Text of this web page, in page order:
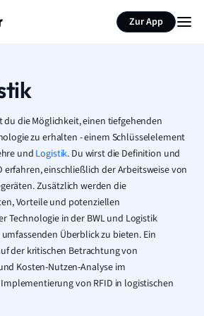
Zur App
die Möglichkeit, einen tiefgehenden
zu erhalten - einem Schlüsselelement
und Logistik. Du wirst die Definition und
erfahren, einschließlich der Arbeitsweise von
Zusätzlich werden die
Vorteile und potenziellen
Technologie in der BWL und Logistik
Überblick zu bieten. Ein
der kritischen Betrachtung von
Kosten-Nutzen-Analyse im
von RFID in logistischen